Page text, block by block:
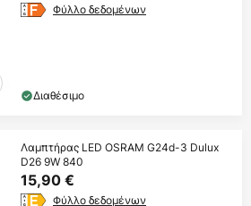
Φύλλο δεδομένων
Διαθέσιμο
Λαμπτήρας LED OSRAM G24d-3 Dulux
D26 9W 840
15,90 €
Φύλλο δεδομένων